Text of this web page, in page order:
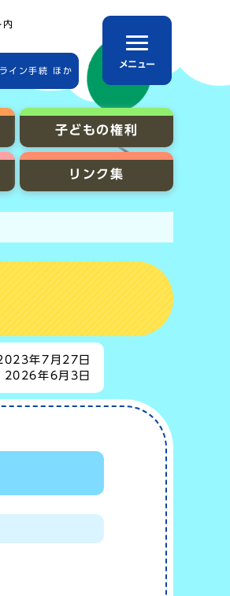
内
イン手続 ほか
メニュー
子どもの権利
リンク集
年7月27日
2026年6月3日